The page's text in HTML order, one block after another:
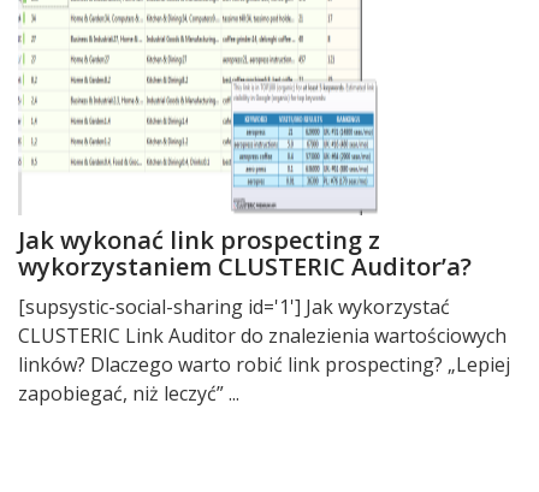
Jak wykonać link prospecting z
wykorzystaniem CLUSTERIC Auditor’a?
[supsystic-social-sharing id='1'] Jak wykorzystać
CLUSTERIC Link Auditor do znalezienia wartościowych
linków? Dlaczego warto robić link prospecting? „Lepiej
zapobiegać, niż leczyć” ...